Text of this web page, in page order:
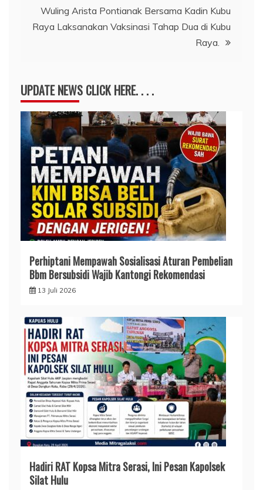
Wuling Arista Pontianak Bersama Kadin Kubu
Raya Laksanakan Vaksinasi Tahap Dua di Kubu
Raya.
UPDATE NEWS CLICK HERE. . . .
Perhiptani Mempawah Sosialisasi Aturan Pembelian
Bbm Bersubsidi Wajib Kantongi Rekomendasi
13 Juli 2026
Hadiri RAT Kopsa Mitra Serasi, Ini Pesan Kapolsek
Silat Hulu